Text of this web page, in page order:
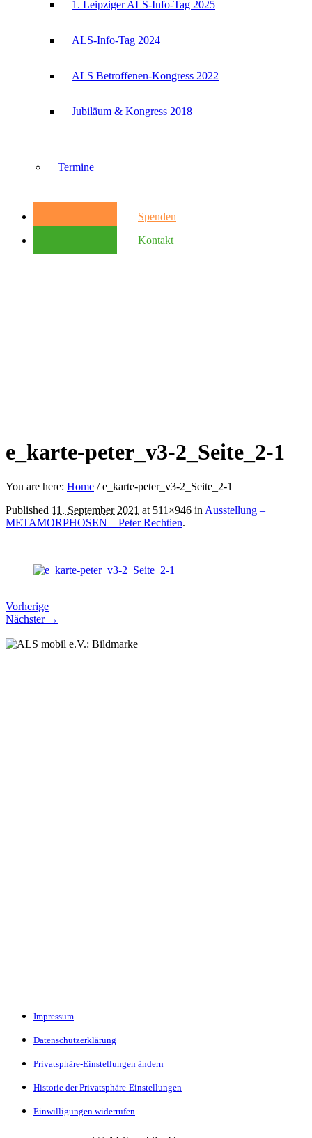
1. Leipziger ALS-Info-Tag 2025
ALS-Info-Tag 2024
ALS Betroffenen-Kongress 2022
Jubiläum & Kongress 2018
Termine
Spenden
Kontakt
e_karte-peter_v3-2_Seite_2-1
You are here: Home /e_karte-peter_v3-2_Seite_2-1
Published 11. September 2021 at 511×946 in Ausstellung –
METAMORPHOSEN – Peter Rechtien.
Vorherige
Nächster →
Impressum
Datenschutzerklärung
Privatsphäre-Einstellungen ändern
Historie der Privatsphäre-Einstellungen
Einwilligungen widerrufen